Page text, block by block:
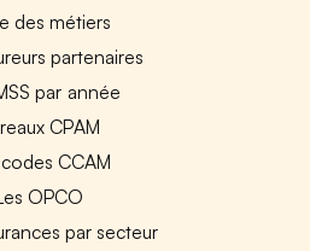
des métiers
partenaires
par année
CPAM
CCAM
OPCO
par secteur